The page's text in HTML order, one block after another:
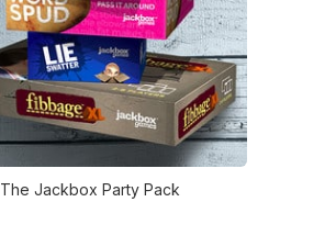
The Jackbox Party Pack